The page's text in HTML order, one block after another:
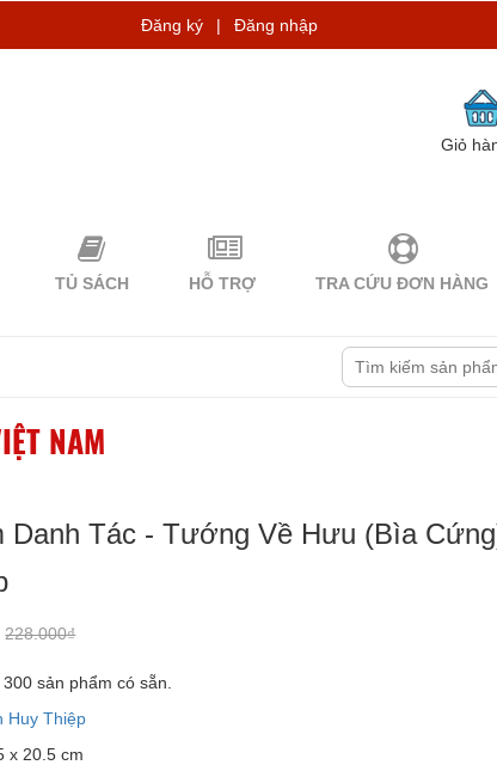
Đăng ký | Đăng nhập
Giỏ
TỦ SÁCH HỖ TRỢ TRA CỨU ĐƠN HÀNG
NAM
Danh Tác - Tướng Về Hưu (Bìa
228.000₫
sản phẩm có sẵn.
Huy Thiệp
x 20.5 cm